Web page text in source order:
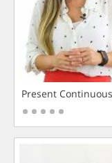
Present